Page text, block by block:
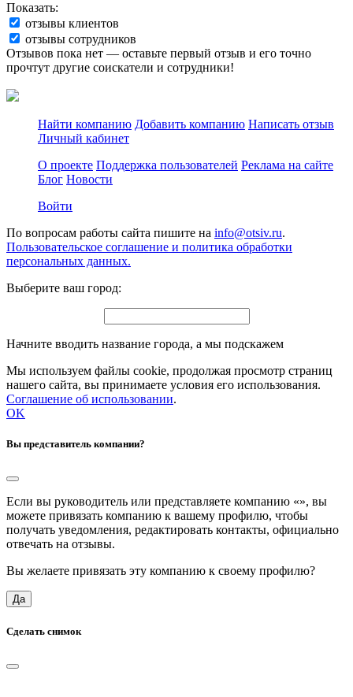
Показать:
отзывы клиентов
отзывы сотрудников
Отзывов пока нет — оставьте первый отзыв и его точно
прочтут другие соискатели и сотрудники!
Найти компанию Добавить компанию Написать отзыв
Личный кабинет
О проекте Поддержка пользователей Реклама на сайте
Блог Новости
Войти
По вопросам работы сайта пишите на info@otsiv.ru.
Пользовательское соглашение и политика обработки
персональных данных.
Выберите ваш город:
Начните вводить название города, а мы подскажем
Мы используем файлы cookie, продолжая просмотр страниц
нашего сайта, вы принимаете условия его использования.
Соглашение об использовании.
OK
Вы представитель компании?
Если вы руководитель или представляете компанию «», вы
можете привязать компанию к вашему профилю, чтобы
получать уведомления, редактировать контакты, официально
отвечать на отзывы.
Вы желаете привязать эту компанию к своему профилю?
Да
Сделать снимок